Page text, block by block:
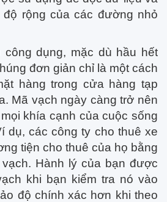
rộng của các đường nhỏ
công dụng, mặc dù hầu hết
đơn giản chỉ là một cách
hàng trong cửa hàng tạp
Mã vạch ngày càng trở nên
khía cạnh của cuộc sống
dụ, các công ty cho thuê xe
tiện cho thuê của họ bằng
Hành lý của bạn được
khi bạn kiểm tra nó vào
độ chính xác hơn khi theo